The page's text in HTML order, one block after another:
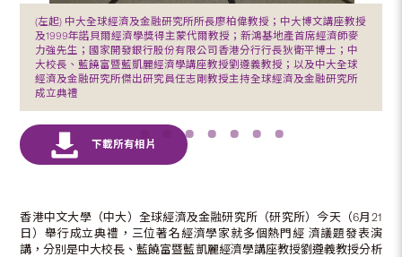
(左起) 中大全球經濟及金融研究所所長廖柏偉教授；中大博文講座教授
及1999年諾貝爾經濟學獎得主蒙代爾教授；新鴻基地產首席經濟師麥
力強先生；國家開發銀行股份有限公司香港分行行長狄衛平博士；中
大校長、藍饒富暨藍凱麗經濟學講座教授劉遵義教授；以及中大全球
經濟及金融研究所傑出研究員任志剛教授主持全球經濟及金融研究所
成立典禮
香港中文大學（中大）全球經濟及金融研究所（研究所）今天（6月21
日）舉行成立典禮，三位著名經濟學家就多個熱門經 濟議題發表演
講，分別是中大校長、藍饒富暨藍凱麗經濟學講座教授劉遵義教授分析